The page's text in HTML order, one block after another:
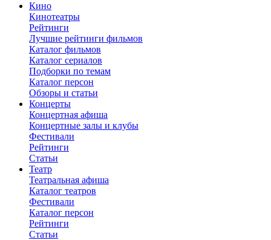
Кино
Кинотеатры
Рейтинги
Лучшие рейтинги фильмов
Каталог фильмов
Каталог сериалов
Подборки по темам
Каталог персон
Обзоры и статьи
Концерты
Концертная афиша
Концертные залы и клубы
Фестивали
Рейтинги
Статьи
Театр
Театральная афиша
Каталог театров
Фестивали
Каталог персон
Рейтинги
Статьи